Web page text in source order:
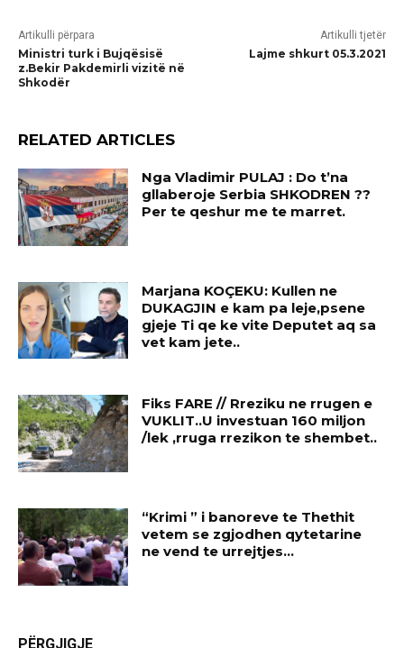
Artikulli përpara
Ministri turk i Bujqësisë
z.Bekir Pakdemirli vizitë në
Shkodër
Artikulli tjetër
Lajme shkurt 05.3.2021
RELATED ARTICLES
Nga Vladimir PULAJ : Do t’na
gllaberoje Serbia SHKODREN ??
Per te qeshur me te marret.
Marjana KOÇEKU: Kullen ne
DUKAGJIN e kam pa leje,psene
gjeje Ti qe ke vite Deputet aq sa
vet kam jete..
Fiks FARE // Rreziku ne rrugen e
VUKLIT..U investuan 160 miljon
/lek ,rruga rrezikon te shembet..
“Krimi ” i banoreve te Thethit
vetem se zgjodhen qytetarine
ne vend te urrejtjes…
PËRGJIGJE